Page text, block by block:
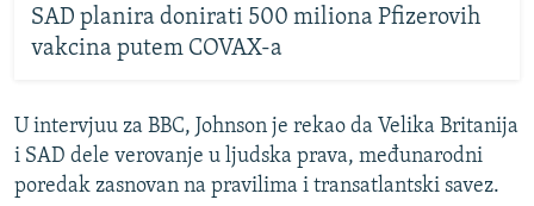
SAD planira donirati 500 miliona Pfizerovih
vakcina putem COVAX-a
U intervjuu za BBC, Johnson je rekao da Velika Britanija
i SAD dele verovanje u ljudska prava, međunarodni
poredak zasnovan na pravilima i transatlantski savez.